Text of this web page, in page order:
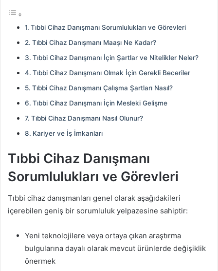
Tıbbi Cihaz Danışmanı Sorumlulukları ve Görevleri
Tıbbi Cihaz Danışmanı Maaşı Ne Kadar?
Tıbbi Cihaz Danışmanı İçin Şartlar ve Nitelikler Neler?
Tıbbi Cihaz Danışmanı Olmak İçin Gerekli Beceriler
Tıbbi Cihaz Danışmanı Çalışma Şartları Nasıl?
Tıbbi Cihaz Danışmanı İçin Mesleki Gelişme
Tıbbi Cihaz Danışmanı Nasıl Olunur?
Kariyer ve İş İmkanları
Tıbbi Cihaz Danışmanı
Sorumlulukları ve Görevleri
Tıbbi cihaz danışmanları genel olarak aşağıdakileri
içerebilen geniş bir sorumluluk yelpazesine sahiptir:
Yeni teknolojilere veya ortaya çıkan araştırma
bulgularına dayalı olarak mevcut ürünlerde değişiklik
önermek